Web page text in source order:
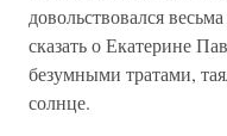
довольствовался
сказать о Екатерине
безумными тратами,
солнце.